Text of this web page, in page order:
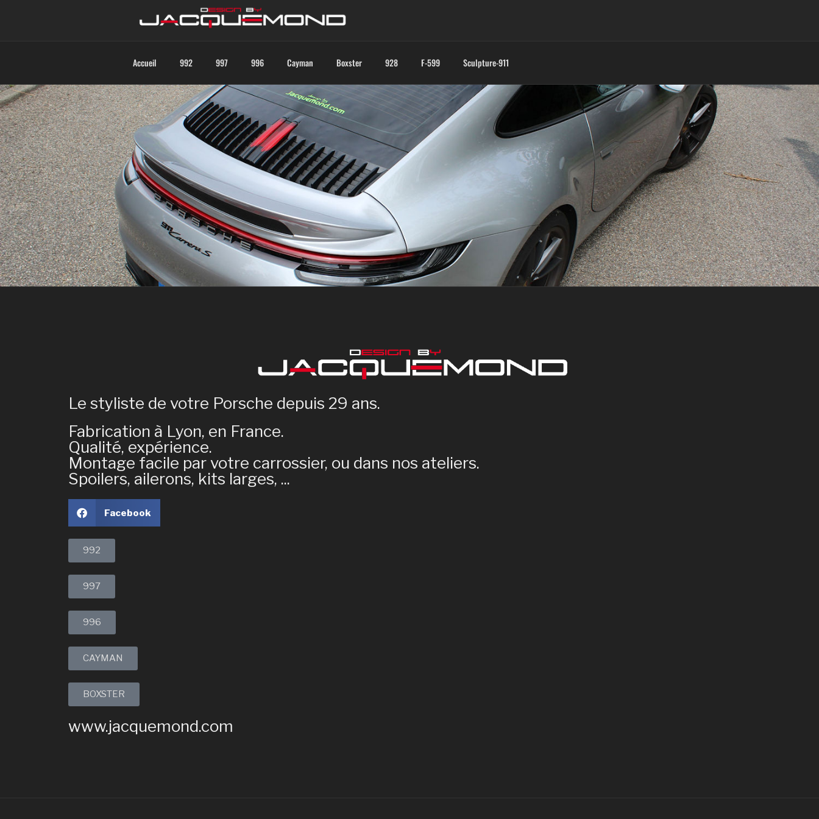
Accueil 992 997 996 Cayman Boxster 928 F-599 Sculpture-911
Le styliste de votre Porsche depuis 29 ans.
Fabrication à Lyon, en France.
Qualité, expérience.
Montage facile par votre carrossier, ou dans nos ateliers.
Spoilers, ailerons, kits larges, ...
Facebook
992
997
996
CAYMAN
BOXSTER
www.jacquemond.com